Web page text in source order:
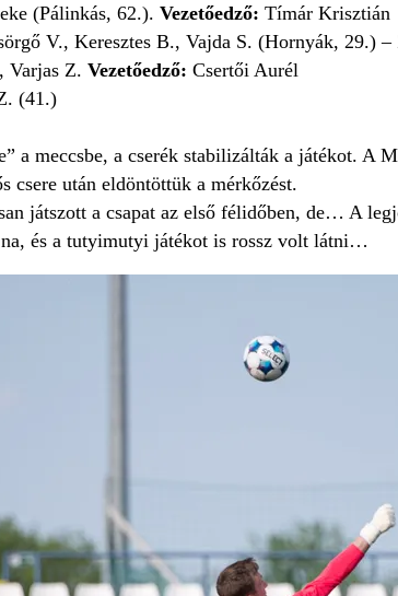
(Pálinkás, 62.). Vezetőedző: Tímár Krisztián
V., Keresztes B., Vajda S. (Hornyák, 29.)
Varjas Z. Vezetőedző: Csertői Aurél
(41.)
a meccsbe, a cserék stabilizálták a játékot. A
csere után eldöntöttük a mérkőzést.
játszott a csapat az első félidőben, de… A
és a tutyimutyi játékot is rossz volt látni…